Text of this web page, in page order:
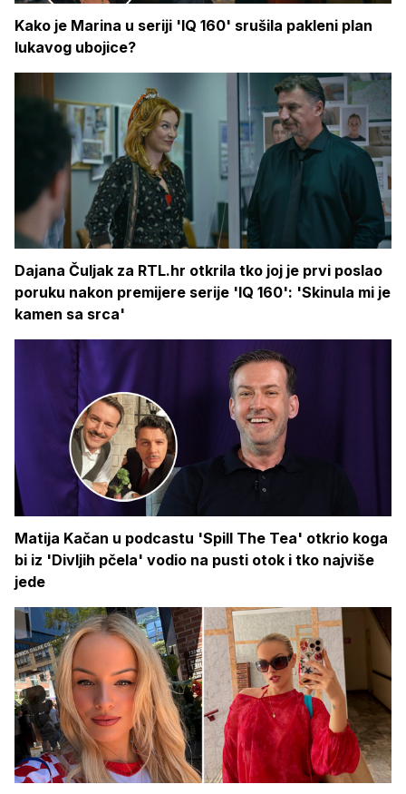
Kako je Marina u seriji 'IQ 160' srušila pakleni plan
lukavog ubojice?
Dajana Čuljak za RTL.hr otkrila tko joj je prvi poslao
poruku nakon premijere serije 'IQ 160': 'Skinula mi je
kamen sa srca'
Matija Kačan u podcastu 'Spill The Tea' otkrio koga
bi iz 'Divljih pčela' vodio na pusti otok i tko najviše
jede